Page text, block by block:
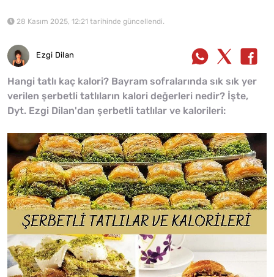
28 Kasım 2025, 12:21 tarihinde güncellendi.
Ezgi Dilan
Hangi tatlı kaç kalori? Bayram sofralarında sık sık yer
verilen şerbetli tatlıların kalori değerleri nedir? İşte,
Dyt. Ezgi Dilan'dan şerbetli tatlılar ve kalorileri: